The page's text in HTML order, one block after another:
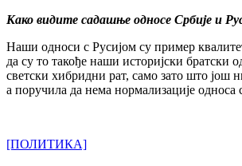
Како видите садашње односе Србије и
Наши односи с Русијом су пример
да су то такође наши историјски братски
светски хибридни рат, само зато што још
а поручила да нема нормализације
[ПОЛИТИКА]